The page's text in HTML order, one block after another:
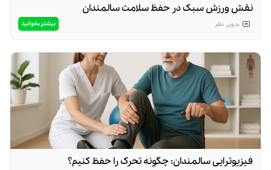
نقش ورزش سبک در حفظ سلامت سالمندان
بدون نظر بیشتر بخوانید
فیزیوتراپی سالمندان: چگونه تحرک را حفظ کنیم؟